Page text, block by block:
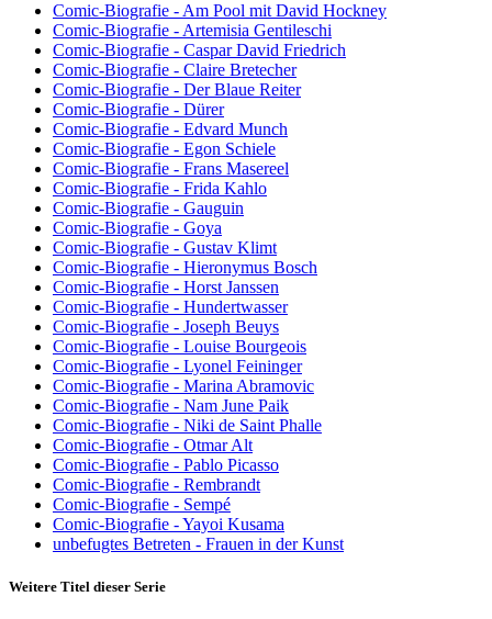
Comic-Biografie - Am Pool mit David Hockney
Comic-Biografie - Artemisia Gentileschi
Comic-Biografie - Caspar David Friedrich
Comic-Biografie - Claire Bretecher
Comic-Biografie - Der Blaue Reiter
Comic-Biografie - Dürer
Comic-Biografie - Edvard Munch
Comic-Biografie - Egon Schiele
Comic-Biografie - Frans Masereel
Comic-Biografie - Frida Kahlo
Comic-Biografie - Gauguin
Comic-Biografie - Goya
Comic-Biografie - Gustav Klimt
Comic-Biografie - Hieronymus Bosch
Comic-Biografie - Horst Janssen
Comic-Biografie - Hundertwasser
Comic-Biografie - Joseph Beuys
Comic-Biografie - Louise Bourgeois
Comic-Biografie - Lyonel Feininger
Comic-Biografie - Marina Abramovic
Comic-Biografie - Nam June Paik
Comic-Biografie - Niki de Saint Phalle
Comic-Biografie - Otmar Alt
Comic-Biografie - Pablo Picasso
Comic-Biografie - Rembrandt
Comic-Biografie - Sempé
Comic-Biografie - Yayoi Kusama
unbefugtes Betreten - Frauen in der Kunst
Weitere Titel dieser Serie